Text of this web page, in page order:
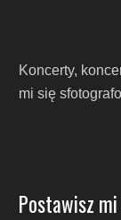
Koncerty,
mi się
Postawisz